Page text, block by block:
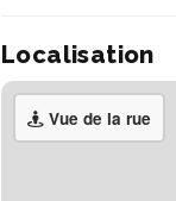
Localisation
Vue de la rue